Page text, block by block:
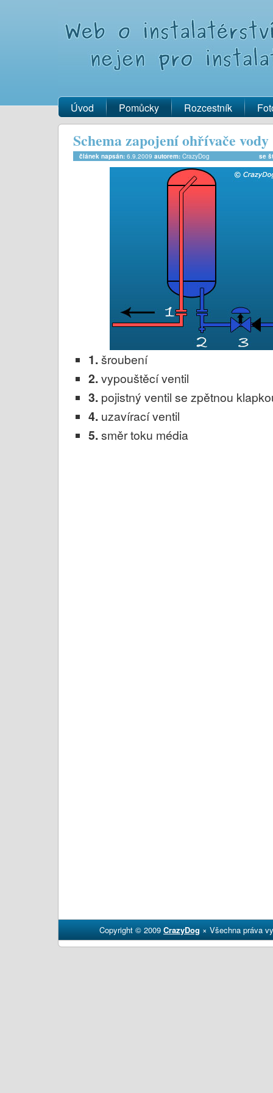
Úvod Pomůcky Rozcestník
Schema zapojení ohřívače
se
článek napsán: 6.9.2009 autorem: CrazyDog
1.šroubení
2.vypouštěcí ventil
3. pojistný ventil se zpětnou
4. uzavírací ventil
5.směr toku média
Copyright © 2009CrazyDog× Všechna práva